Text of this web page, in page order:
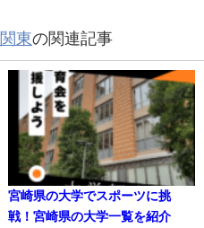
関東の関連記事
宮崎県の大学でスポーツに挑
戦！宮崎県の大学一覧を紹介